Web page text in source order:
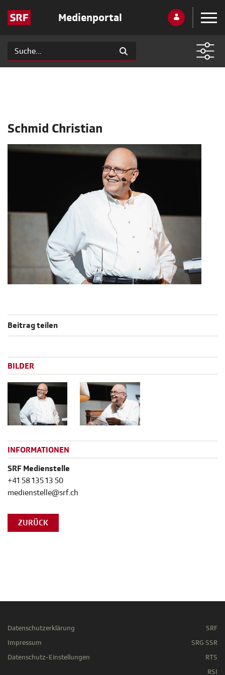
Medienportal
Schmid Christian
Beitrag teilen
BILDER
INFORMATIONEN
SRF Medienstelle
+41 58 135 13 50
medienstelle@srf.ch
ZURÜCK
Datenschutzerklärung
Impressum
Datenschutz-Einstellungen
SRF
SRG SSR
RTS
RSI